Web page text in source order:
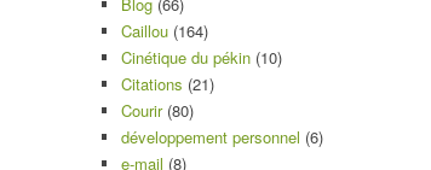
Caillou (164)
Cinétique du pékin (10)
Citations (21)
Courir(80)
développement personnel (6)
e-mail (8)